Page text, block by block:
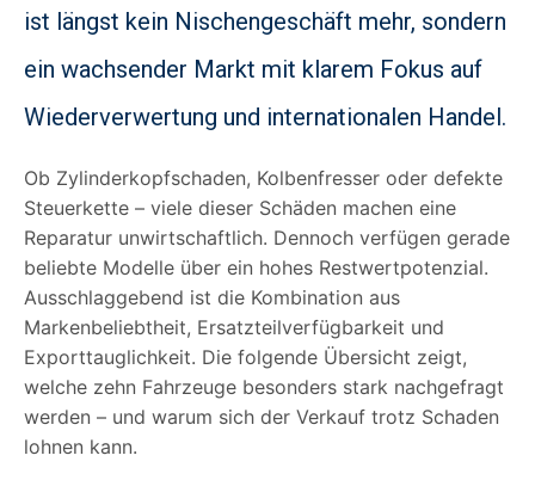
ist längst kein Nischengeschäft mehr, sondern
ein wachsender Markt mit klarem Fokus auf
Wiederverwertung und internationalen Handel.
Ob Zylinderkopfschaden, Kolbenfresser oder defekte
Steuerkette – viele dieser Schäden machen eine
Reparatur unwirtschaftlich. Dennoch verfügen gerade
beliebte Modelle über ein hohes Restwertpotenzial.
Ausschlaggebend ist die Kombination aus
Markenbeliebtheit, Ersatzteilverfügbarkeit und
Exporttauglichkeit. Die folgende Übersicht zeigt,
welche zehn Fahrzeuge besonders stark nachgefragt
werden – und warum sich der Verkauf trotz Schaden
lohnen kann.